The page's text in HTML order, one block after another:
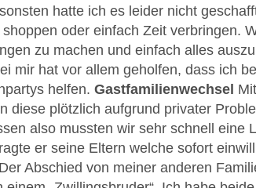
hatte ich es leider nicht
oder einfach Zeit verbringen.
zu machen und einfach alles
mir hat vor allem geholfen, dass ich
helfen. Gastfamilienwechsel
diese plötzlich aufgrund privater
also mussten wir sehr schnell eine
er seine Eltern welche sofort
Abschied von meiner anderen